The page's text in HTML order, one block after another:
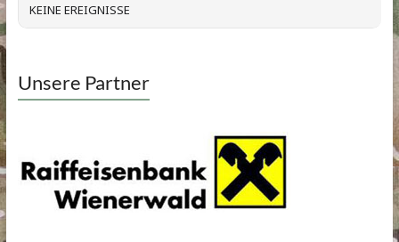
KEINE EREIGNISSE
Unsere Partner